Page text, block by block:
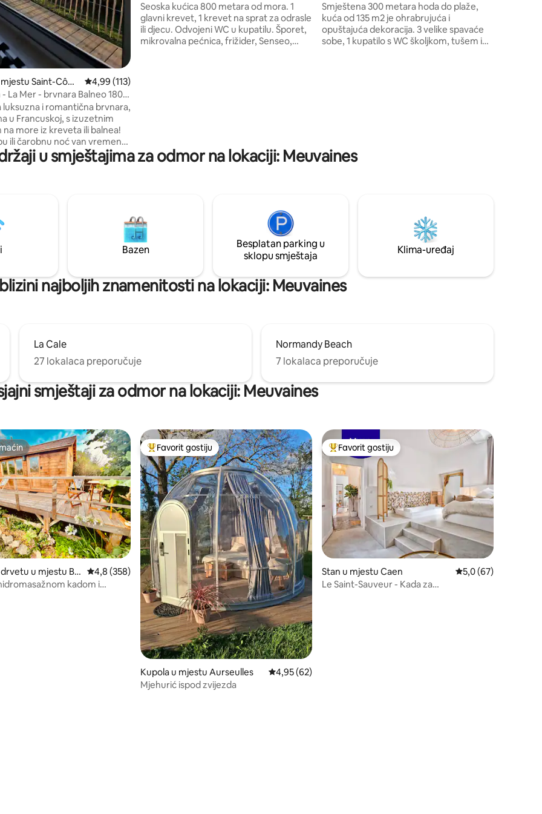
Saint-Côm
Prosječna ocjena: 4,99 od 5, recenzija: 113
4,99 (113)
La Mer - brvnara Balneo 180°
na more
luksuzna i romantična brvnara,
u Francuskoj, s izuzetnim
more iz kreveta ili balnea!
ili čarobnu noć van vremena,
će vas natjerati da poželite...
Trenutak čaure je
more. Samostalni
digikoda. Diskrecija i
su zagarantovani. Opcije se
na našoj stranici.
Seoska kućica 800 metara od mora. 1
glavni krevet, 1 krevet na sprat za odrasle
ili djecu. Odvojeni WC u kupatilu. Šporet,
mikrovalna pećnica, frižider, Senseo,
Smještena 300 metara hoda do plaže,
kuća od 135 m2 je ohrabrujuća i
opuštajuća dekoracija. 3 velike spavaće
sobe, 1 kupatilo s WC školjkom, tušem i
u smještajima za odmor na lokaciji: Meuvaines
Bazen
Besplatan parking u
sklopu smještaja
Klima-uređaj
najboljih znamenitosti na lokaciji: Meuvaines
La Cale
27 lokalaca preporučuje
Normandy Beach
7 lokalaca preporučuje
smještaji za odmor na lokaciji: Meuvaines
u mjestu Ba
Prosječna ocjena: 4,8 od 5, recenzija: 358
4,8 (358)
kadom i
Glavni favorit gostiju
Favorit gostiju
Kupola u mjestu Aurseulles Prosječna ocjena: 4,95 od 5, recenzija: 62
4,95 (62)
Mjehurić ispod zvijezda
Glavni favorit gostiju
Favorit gostiju
Stan u mjestu Caen Prosječna ocjena:
5,0 (67)
Le Saint-Sauveur - Kada za